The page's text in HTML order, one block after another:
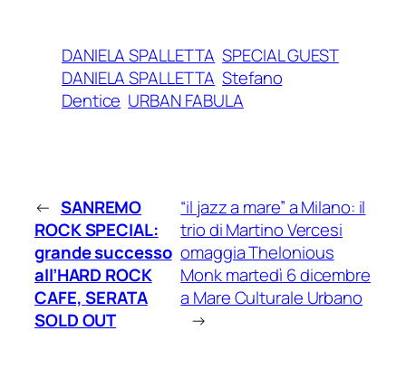
DANIELA SPALLETTA SPECIAL GUEST
DANIELA SPALLETTA Stefano
Dentice URBAN FABULA
← SANREMO
ROCK SPECIAL:
grande successo
all’HARD ROCK
CAFE, SERATA
SOLD OUT
“il jazz a mare” a Milano: il
trio di Martino Vercesi
omaggia Thelonious
Monk martedì 6 dicembre
a Mare Culturale Urbano
→